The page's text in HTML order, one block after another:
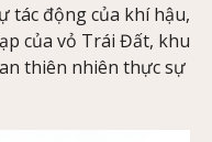
tác động của khí hậu,
của vỏ Trái Đất, khu
thiên nhiên thực sự